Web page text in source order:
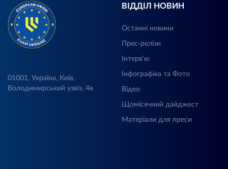
01001, Україна, Київ,
Володимирський узвіз, 4в
ВІДДІЛ НОВИН
Останні новини
Прес-релізи
Інтерв’ю
Інфографіка та Фото
Відео
Щомісячний дайджест
Матеріали для преси